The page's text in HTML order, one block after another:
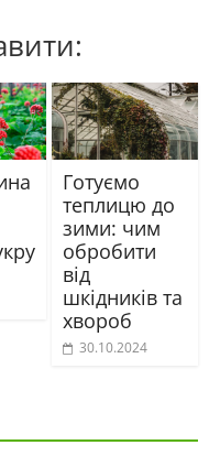
Готуємо
теплицю до
зими: чим
обробити
від
шкідників та
хвороб
30.10.2024